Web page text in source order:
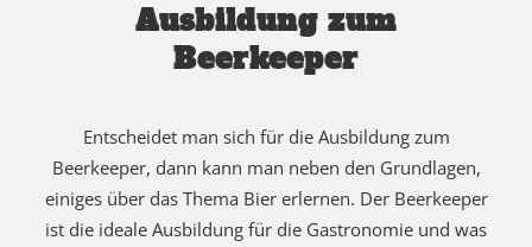
Ausbildung zum
Beerkeeper
Entscheidet man sich für die Ausbildung zum
Beerkeeper, dann kann man neben den Grundlagen,
einiges über das Thema Bier erlernen. Der Beerkeeper
ist die ideale Ausbildung für die Gastronomie und was